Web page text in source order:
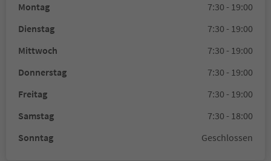
Montag
7:30 - 19:00
Dienstag
7:30 - 19:00
Mittwoch
7:30 - 19:00
Donnerstag
7:30 - 19:00
Freitag
7:30 - 19:00
Samstag
7:30 - 18:00
Sonntag
Geschlossen